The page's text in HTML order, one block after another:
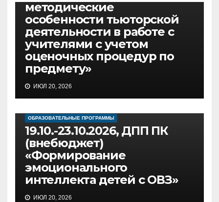
методические
особенности тьюторской
деятельности в работе с
учителями с учетом
оценочных процедур по
предмету»
ИЮЛ 20, 2026
ОБРАЗОВАТЕЛЬНЫЕ ПРОГРАММЫ
19.10.-23.10.2026, ДПП ПК
(внебюджет)
«Формирование
эмоционального
интеллекта детей с ОВЗ»
ИЮЛ 20, 2026